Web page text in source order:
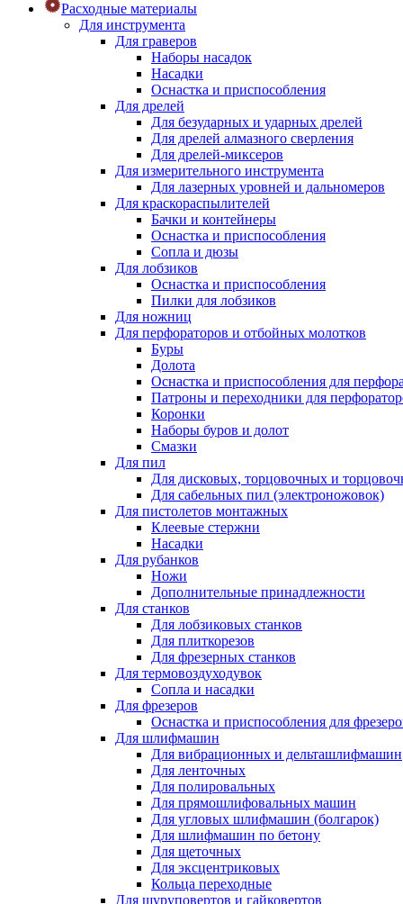
Расходные материалы
Для инструмента
Для граверов
Наборы насадок
Насадки
Оснастка и приспособления
Для дрелей
Для безударных и ударных дрелей
Для дрелей алмазного сверления
Для дрелей-миксеров
Для измерительного инструмента
Для лазерных уровней и дальномеров
Для краскораспылителей
Бачки и контейнеры
Оснастка и приспособления
Сопла и дюзы
Для лобзиков
Оснастка и приспособления
Пилки для лобзиков
Для ножниц
Для перфораторов и отбойных молотков
Буры
Долота
Оснастка и приспособления для
Патроны и переходники для
Коронки
Наборы буров и долот
Смазки
Для пил
Для дисковых, торцовочных и
Для сабельных пил (электроножовок)
Для пистолетов монтажных
Клеевые стержни
Насадки
Для рубанков
Ножи
Дополнительные принадлежности
Для станков
Для лобзиковых станков
Для плиткорезов
Для фрезерных станков
Для термовоздуходувок
Сопла и насадки
Для фрезеров
Оснастка и приспособления для
Для шлифмашин
Для вибрационных и дельташлифмашин
Для ленточных
Для полировальных
Для прямошлифовальных машин
Для угловых шлифмашин (болгарок)
Для шлифмашин по бетону
Для щеточных
Для эксцентриковых
Кольца переходные
Для шуруповертов и гайковертов